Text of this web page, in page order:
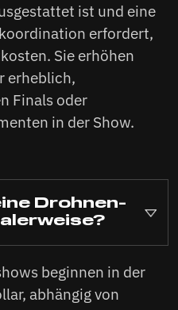
ist und eine
erfordert,
Sie erhöhen
erheblich,
Finals oder
in der Show.
Drohnen-
beginnen in der
abhängig von